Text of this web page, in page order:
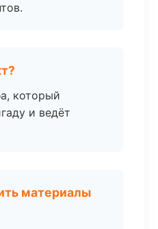
который
и ведёт
материалы